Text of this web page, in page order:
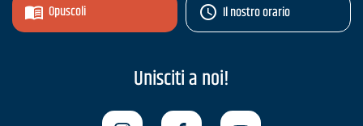
Opuscoli Il nostro orario
Unisciti a noi!